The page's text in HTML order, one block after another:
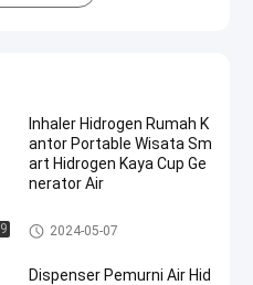
Inhaler Hidrogen Rumah K
antor Portable Wisata Sm
art Hidrogen Kaya Cup Ge
nerator Air
Mesin Penghirup Hidrogen
2024-05-07
Dispenser Pemurni Air Hid